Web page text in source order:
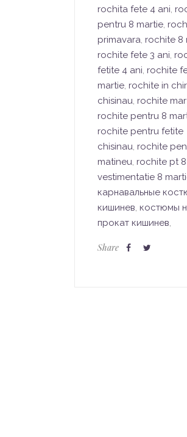
rochita fete 4 ani,
pentru 8 martie,
primavara, rochite 8
rochite fete 3 ani,
fetite 4 ani, rochite
martie, rochite in
chisinau, rochite
rochite pentru 8
rochite pentru fetite
chisinau, rochite
matineu, rochite pt
vestimentatie 8
карнавальные
кишинев, костюмы
прокат кишинев,
Share